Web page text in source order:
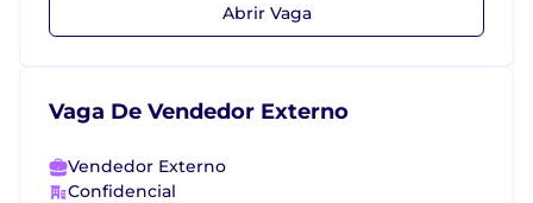
Abrir Vaga
Vaga De Vendedor Externo
Vendedor Externo
Confidencial